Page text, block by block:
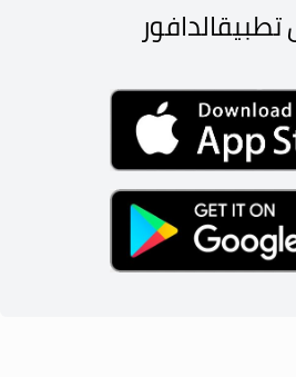
تطبيقالدافور